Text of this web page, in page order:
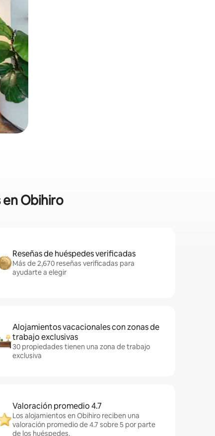
en Obihiro
Reseñas de huéspedes verificadas
Más de 2,670 reseñas verificadas para
ayudarte a elegir
Alojamientos vacacionales con zonas de
trabajo exclusivas
30 propiedades tienen una zona de trabajo
exclusiva
Valoración promedio 4.7
Los alojamientos en Obihiro reciben una
valoración promedio de 4.7 sobre 5 por parte
de los huéspedes.